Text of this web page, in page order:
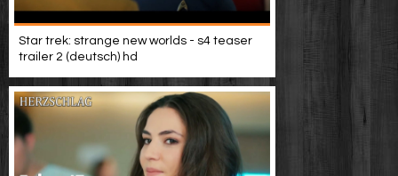
Star trek: strange new worlds - s4 teaser
trailer 2 (deutsch) hd